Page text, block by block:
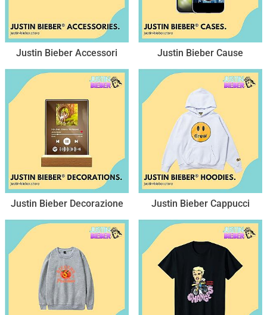
Justin Bieber Accessori Justin Bieber Cause
Justin Bieber Decorazione Justin Bieber Cappucci